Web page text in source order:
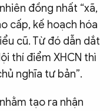
đồng nhất “xã,
cấp, kế hoạch hóa
cũ. Từ đó dẫn dắt
thí điểm XHCN thì
nghĩa tư bản”.
tạo ra nhận